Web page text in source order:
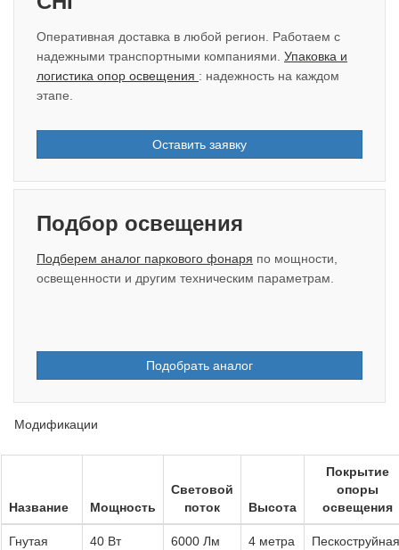
Оперативная доставка в любой регион. Работаем с
надежными транспортными компаниями. Упаковка и
логистика опор освещения : надежность на каждом
этапе.
Оставить заявку
Подбор освещения
Подберем аналог паркового фонаря по мощности,
освещенности и другим техническим параметрам.
Подобрать аналог
Модификации
Название Мощность
Световой
поток
Высота
Покрытие
опоры
освещения
Гнутая
40 Вт 6000 Лм 4 метра
Пескоструйная